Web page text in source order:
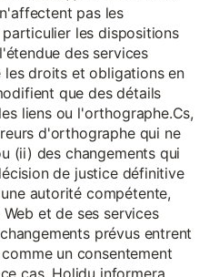
pas les
les dispositions
des services
droits et obligations en
que des détails
liens ou l'orthographe.Cs,
d'orthographe qui ne
(ii) des changements qui
de justice définitive
autorité compétente,
et de ses services
prévus entrent
un consentement